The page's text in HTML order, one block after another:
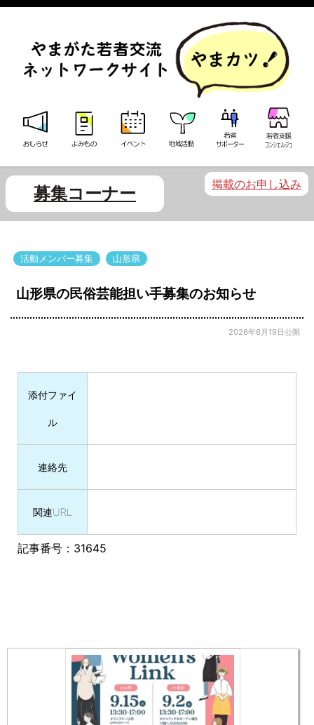
募集コーナー 掲載のお申し込み
活動メンバー募集 山形県
山形県の民俗芸能担い手募集のお知らせ
2026年6月19日公開
添付ファイ
ル
連絡先
関連URL
記事番号：31645